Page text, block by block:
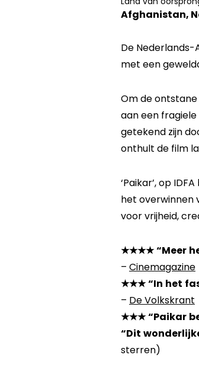
Afghanistan,
De Nederlands-
met een
Om de
aan een fragiele
getekend zijn
onthult de film
‘Paikar’, op
het overwinnen
voor vrijheid,
★★★★“Meer
– Cinemagazine
★★★“In het
– De Volkskrant
★★★“Paikar
“Dit
sterren)